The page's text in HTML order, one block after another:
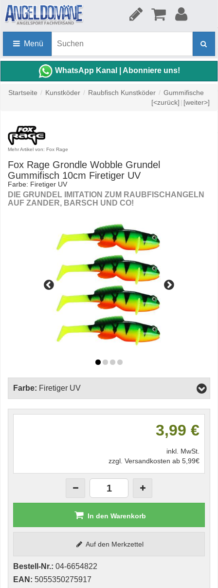
Menü
WhatsApp Kanal | Abonniere uns!
Startseite / Kunstköder / Raubfisch Kunstköder / Gummifische
[<zurück] | [weiter>]
Mehr Artikel von: Fox Rage
Fox Rage Grondle Wobble Grundel
Gummifisch 10cm Firetiger UV
Farbe: Firetiger UV
DIE GRUNDEL IMITATION ZUM RAUBFISCHANGELN
AUF ZANDER, BARSCH UND CO!
Farbe: Firetiger UV
3,99 €
inkl. MwSt.
zzgl. Versandkosten ab 5,99€
In den Warenkorb
Auf den Merkzettel
Bestell-Nr.: 04-6654822
EAN: 5055350275917